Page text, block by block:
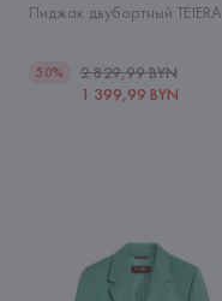
Пиджак двубортный TEIERA
50%
2 829,99 BYN
1 399,99 BYN